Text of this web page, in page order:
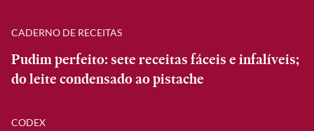
CADERNO DE RECEITAS
Pudim perfeito: sete receitas fáceis e infalíveis;
do leite condensado ao pistache
CODEX